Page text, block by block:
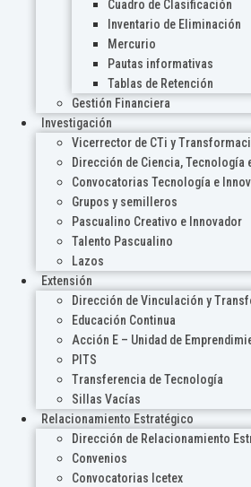
Cuadro de Clasificación
Inventario de Eliminación
Mercurio
Pautas informativas
Tablas de Retención
Gestión Financiera
Investigación
Vicerrector de CTi y
Dirección de Ciencia, Tecnología
Convocatorias Tecnología e
Grupos y semilleros
Pascualino Creativo e Innovador
Talento Pascualino
Lazos
Extensión
Dirección de Vinculación y
Educación Continua
Acción E – Unidad de
PITS
Transferencia de Tecnología
Sillas Vacías
Relacionamiento Estratégico
Dirección de Relacionamiento
Convenios
Convocatorias Icetex